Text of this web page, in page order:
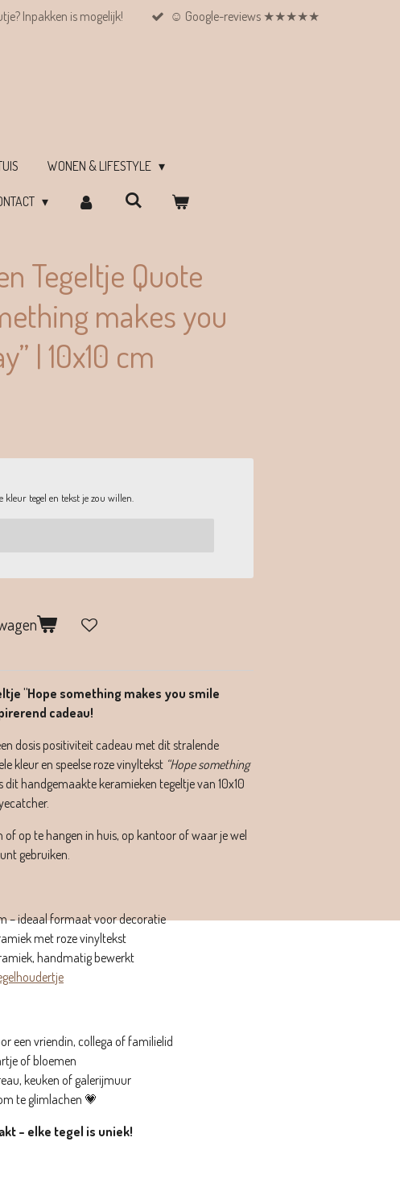
Inpakken is mogelijk! ☺︎ Google-reviews ★★★★★
WONEN & LIFESTYLE
Tegeltje Quote
makes you
| 10x10 cm
tegel en tekst je zou willen.
"Hope something makes you smile
cadeau!
dosis positiviteit cadeau met dit stralende
kleur en speelse roze vinyltekst “Hope something
dit handgemaakte keramieken tegeltje van 10x10
of op te hangen in huis, op kantoor of waar je wel
gebruiken.
– ideaal formaat voor decoratie
met roze vinyltekst
handmatig bewerkt
een vriendin, collega of familielid
of bloemen
keuken of galerijmuur
te glimlachen 💗
– elke tegel is uniek!